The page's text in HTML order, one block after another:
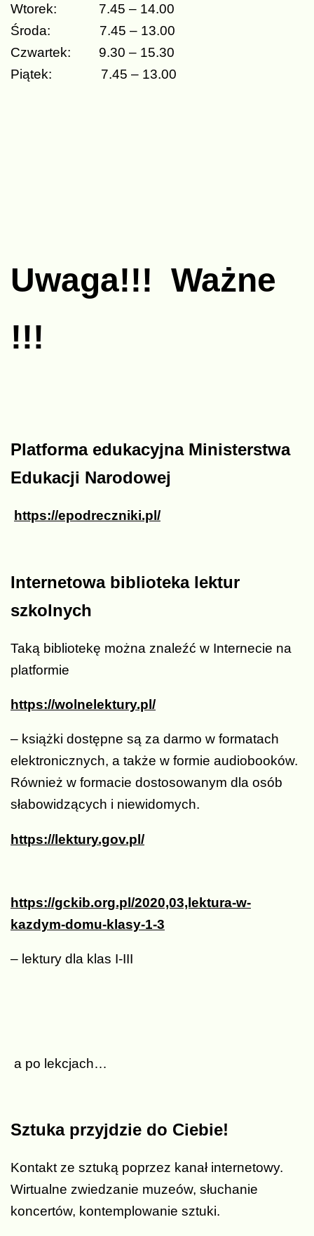
Wtorek: 7.45 – 14.00
Środa: 7.45 – 13.00
Czwartek: 9.30 – 15.30
Piątek: 7.45 – 13.00
Uwaga!!! Ważne
!!!
Platforma edukacyjna Ministerstwa
Edukacji Narodowej
https://epodreczniki.pl/
Internetowa biblioteka lektur
szkolnych
Taką bibliotekę można znaleźć w Internecie na
platformie
https://wolnelektury.pl/
– książki dostępne są za darmo w formatach
elektronicznych, a także w formie audiobooków.
Również w formacie dostosowanym dla osób
słabowidzących i niewidomych.
https://lektury.gov.pl/
https://gckib.org.pl/2020,03,lektura-w-
kazdym-domu-klasy-1-3
– lektury dla klas I-III
a po lekcjach…
Sztuka przyjdzie do Ciebie!
Kontakt ze sztuką poprzez kanał internetowy.
Wirtualne zwiedzanie muzeów, słuchanie
koncertów, kontemplowanie sztuki.